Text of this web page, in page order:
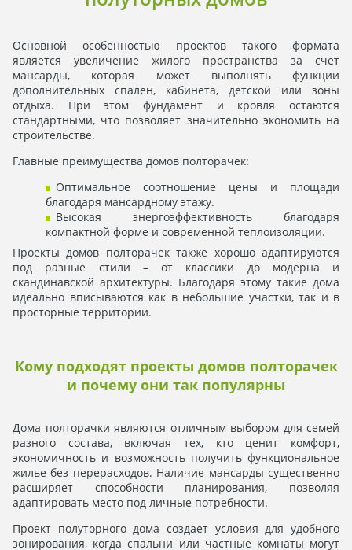
Основной особенностью проектов такого формата
является увеличение жилого пространства за счет
мансарды, которая может выполнять функции
дополнительных спален, кабинета, детской или зоны
отдыха. При этом фундамент и кровля остаются
стандартными, что позволяет значительно экономить на
строительстве.
Главные преимущества домов полторачек:
Оптимальное соотношение цены и площади
благодаря мансардному этажу.
Высокая энергоэффективность благодаря
компактной форме и современной теплоизоляции.
Проекты домов полторачек также хорошо адаптируются
под разные стили – от классики до модерна и
скандинавской архитектуры. Благодаря этому такие дома
идеально вписываются как в небольшие участки, так и в
просторные территории.
Кому подходят проекты домов полторачек
и почему они так популярны
Дома полторачки являются отличным выбором для семей
разного состава, включая тех, кто ценит комфорт,
экономичность и возможность получить функциональное
жилье без перерасходов. Наличие мансарды существенно
расширяет способности планирования, позволяя
адаптировать место под личные потребности.
Проект полуторного дома создает условия для удобного
зонирования, когда спальни или частные комнаты могут